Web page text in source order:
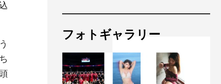
フォトギャラリー